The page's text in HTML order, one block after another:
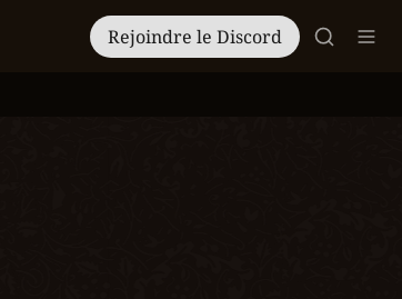
Rejoindre le Discord